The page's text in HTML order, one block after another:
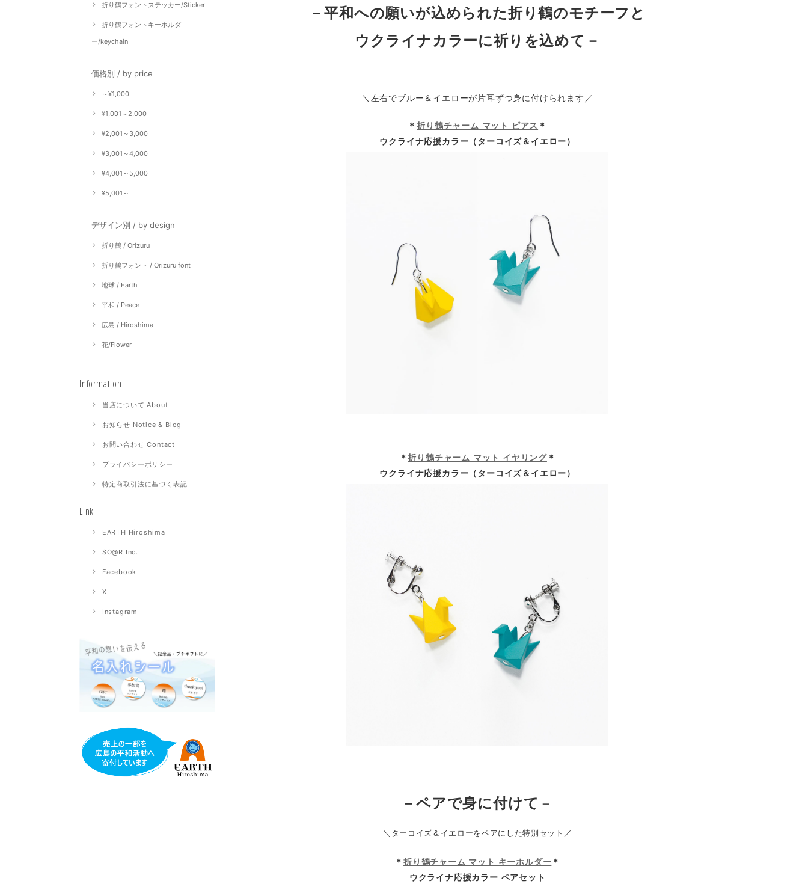
折り鶴フォントステッカー/Sticker
折り鶴フォントキーホルダ
ー/keychain
価格別 / by price
～¥1,000
¥1,001～2,000
¥2,001～3,000
¥3,001～4,000
¥4,001～5,000
¥5,001～
デザイン別 / by design
折り鶴 / Orizuru
折り鶴フォント / Orizuru font
地球 / Earth
平和 / Peace
広島 / Hiroshima
花/Flower
Information
当店について About
お知らせ Notice & Blog
お問い合わせ Contact
プライバシーポリシー
特定商取引法に基づく表記
Link
EARTH Hiroshima
SO@R Inc.
Facebook
X
Instagram
－平和への願いが込められた折り鶴のモチーフと
ウクライナカラーに祈りを込めて－
＼左右でブルー＆イエローが片耳ずつ身に付けられます／
＊折り鶴チャーム マット ピアス ＊
ウクライナ応援カラー（ターコイズ＆イエロー）
＊折り鶴チャーム マット イヤリング＊
ウクライナ応援カラー（ターコイズ＆イエロー）
－ペアで身に付けて －
＼ターコイズ＆イエローをペアにした特別セット／
＊ 折り鶴チャーム マット キーホルダー ＊
ウクライナ応援カラー ペアセット